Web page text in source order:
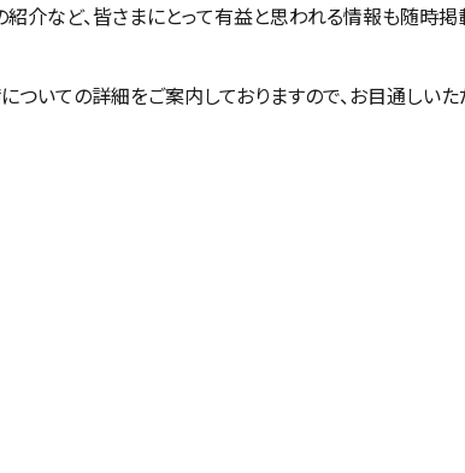
介など、皆さまにとって有益と思われる情報も随時掲
いての詳細をご案内しておりますので、お目通しいた